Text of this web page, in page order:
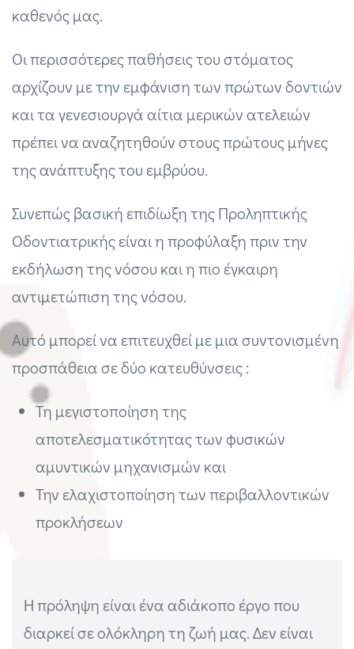
καθενός μας.
Οι περισσότερες παθήσεις του στόματος
αρχίζουν με την εμφάνιση των πρώτων δοντιών
και τα γενεσιουργά αίτια μερικών ατελειών
πρέπει να αναζητηθούν στους πρώτους μήνες
της ανάπτυξης του εμβρύου.
Συνεπώς βασική επιδίωξη της Προληπτικής
Οδοντιατρικής είναι η προφύλαξη πριν την
εκδήλωση της νόσου και η πιο έγκαιρη
αντιμετώπιση της νόσου.
Αυτό μπορεί να επιτευχθεί με μια συντονισμένη
προσπάθεια σε δύο κατευθύνσεις :
Τη μεγιστοποίηση της
αποτελεσματικότητας των φυσικών
αμυντικών μηχανισμών και
Την ελαχιστοποίηση των περιβαλλοντικών
προκλήσεων
Η πρόληψη είναι ένα αδιάκοπο έργο που
διαρκεί σε ολόκληρη τη ζωή μας. Δεν είναι